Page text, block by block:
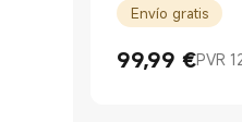
Envío gratis
99,99 €
Current PricePVR
Precio de